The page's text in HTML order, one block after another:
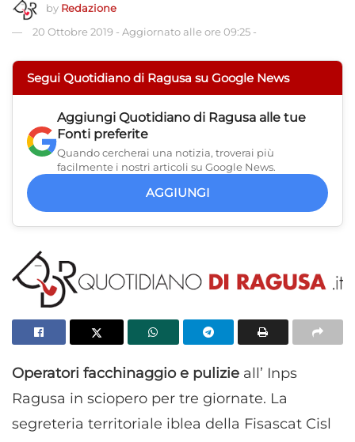
by Redazione
20 Ottobre 2019 - Aggiornato alle ore 09:25 -
Segui Quotidiano di Ragusa su Google News
Aggiungi Quotidiano di Ragusa alle tue
Fonti preferite
Quando cercherai una notizia, troverai più
facilmente i nostri articoli su Google News.
AGGIUNGI
Operatori facchinaggio e pulizie all’ Inps
Ragusa in sciopero per tre giornate. La
segreteria territoriale iblea della Fisascat Cisl